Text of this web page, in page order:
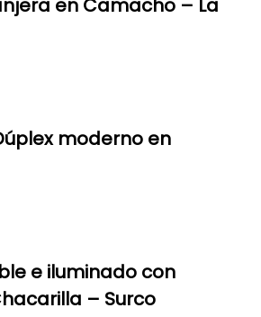
en Camacho – La
moderno en
e iluminado con
– Surco